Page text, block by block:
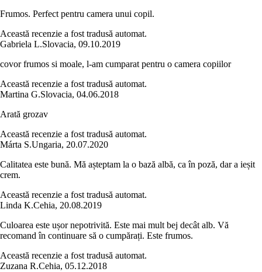
Frumos. Perfect pentru camera unui copil.
Această recenzie a fost tradusă automat.
Gabriela L.Slovacia, 09.10.2019
covor frumos si moale, l-am cumparat pentru o camera copiilor
Această recenzie a fost tradusă automat.
Martina G.Slovacia, 04.06.2018
Arată grozav
Această recenzie a fost tradusă automat.
Márta S.Ungaria, 20.07.2020
Calitatea este bună. Mă așteptam la o bază albă, ca în poză, dar a ieșit
crem.
Această recenzie a fost tradusă automat.
Linda K.Cehia, 20.08.2019
Culoarea este ușor nepotrivită. Este mai mult bej decât alb. Vă
recomand în continuare să o cumpărați. Este frumos.
Această recenzie a fost tradusă automat.
Zuzana R.Cehia, 05.12.2018